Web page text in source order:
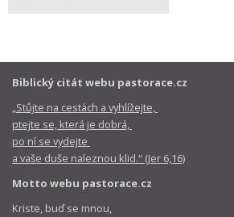
Biblický citát webu pastorace.cz
„Stůjte na cestách a vyhlížejte,
ptejte se, která je dobrá,
po ní se vydejte
a vaše duše naleznou klid.“ (Jer 6,16)
Motto webu pastorace.cz
Kriste, buď se mnou,